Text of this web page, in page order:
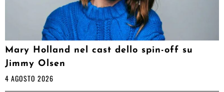
Mary Holland nel cast dello spin-off su
Jimmy Olsen
4 AGOSTO 2026